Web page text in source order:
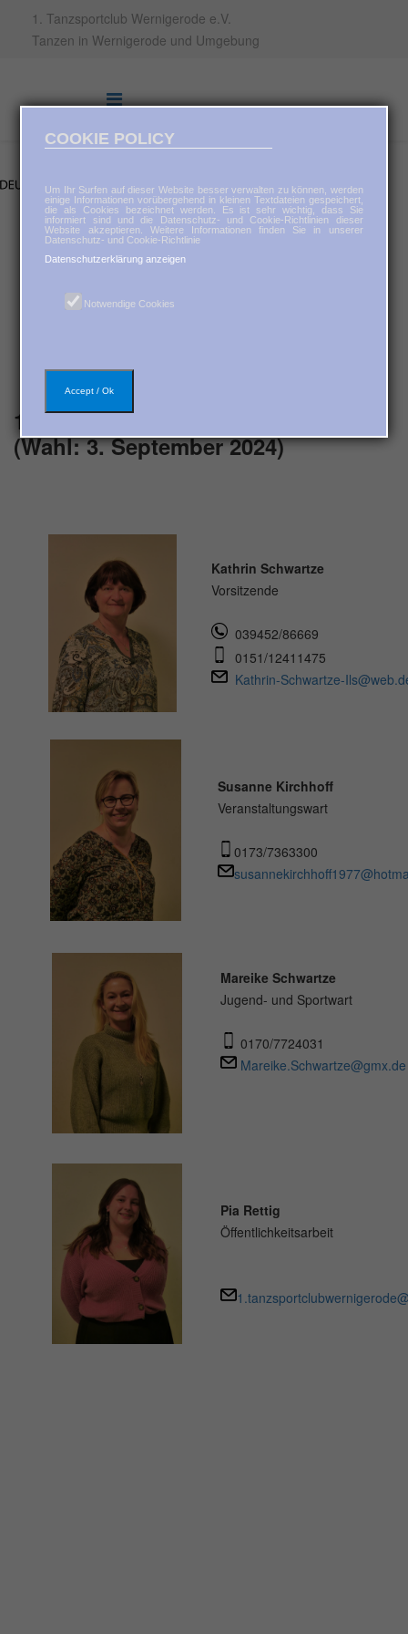
1. Tanzsportclub Wernigerode e.V.
Tanzen in Wernigerode und Umgebung
Der Vorstand des
1.Tanzsportclubs Wernigerode
(Wahl: 3. September 2024)
Kathrin Schwartze
Vorsitzende
039452/86669
0151/12411475
Kathrin-Schwartze-
Susanne Kirchhoff
Veranstaltungswart
0173/7363300
Mareike Schwartze
Jugend- und Sportwart
0170/7724031
Mareike.Schwartze@gmx.de
Pia Rettig
Öffentlichkeitsarbeit
COOKIE POLICY
Um Ihr Surfen auf dieser Website besser verwalten zu können, werden
einige Informationen vorübergehend in kleinen Textdateien gespeichert,
die als Cookies bezeichnet werden. Es ist sehr wichtig, dass Sie
informiert sind und die Datenschutz- und Cookie-Richtlinien dieser
Website akzeptieren. Weitere Informationen finden Sie in unserer
Datenschutz- und Cookie-Richtlinie
Datenschutzerklärung anzeigen
Notwendige Cookies
Accept / Ok